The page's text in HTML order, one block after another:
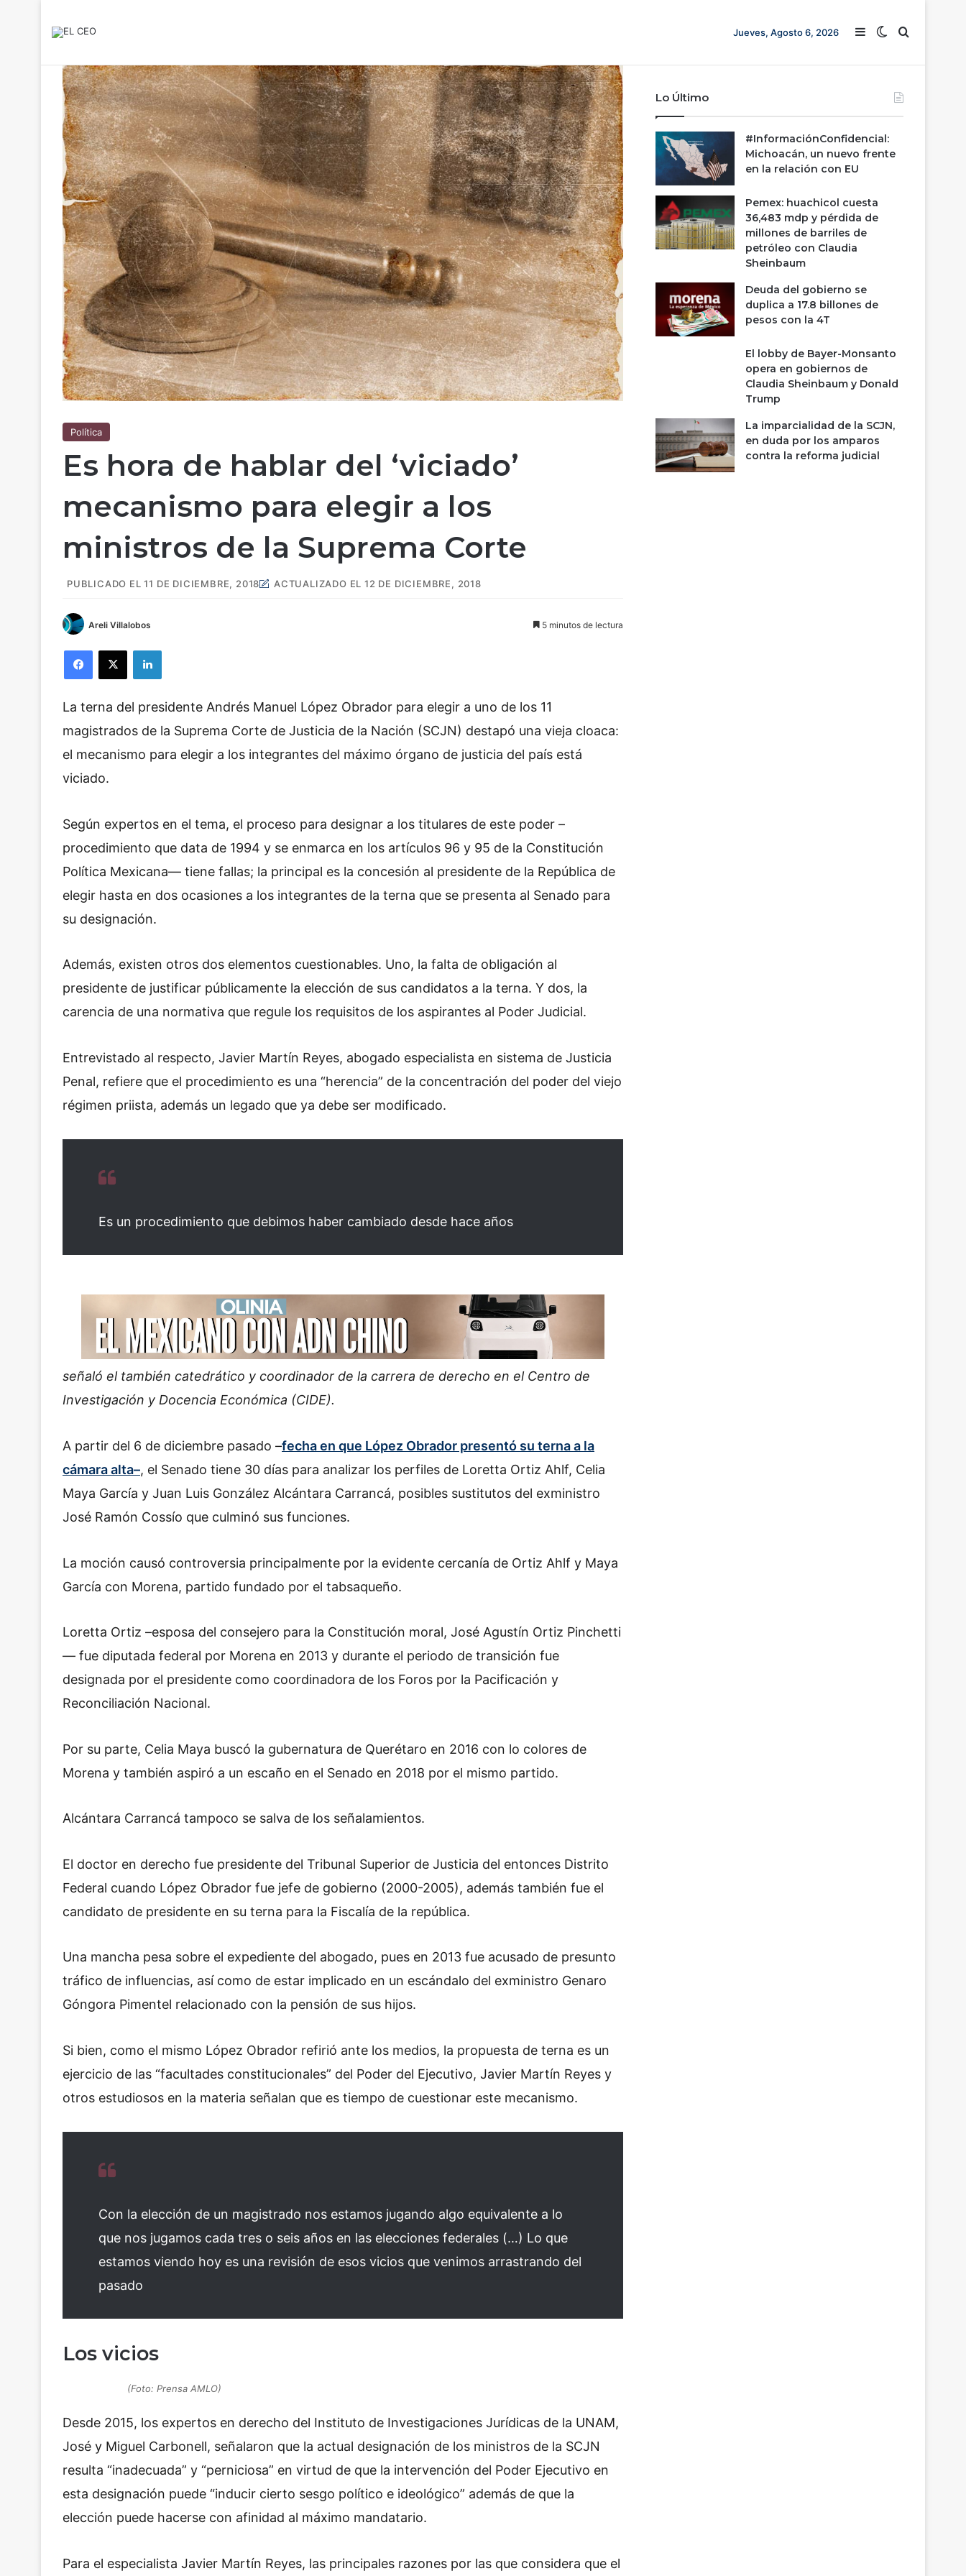
Jueves, Agosto 6, 2026 Barra lateral
Switch skin
Buscar
Política
Es hora de hablar del ‘viciado’
mecanismo para elegir a los
ministros de la Suprema Corte
PUBLICADO EL 11 DE DICIEMBRE, 2018 ACTUALIZADO EL 12 DE DICIEMBRE, 2018
Areli Villalobos 5 minutos de lectura
La terna del presidente Andrés Manuel López Obrador para elegir a uno de los 11
magistrados de la Suprema Corte de Justicia de la Nación (SCJN) destapó una vieja cloaca:
el mecanismo para elegir a los integrantes del máximo órgano de justicia del país está
viciado.
Según expertos en el tema, el proceso para designar a los titulares de este poder –
procedimiento que data de 1994 y se enmarca en los artículos 96 y 95 de la Constitución
Política Mexicana— tiene fallas; la principal es la concesión al presidente de la República de
elegir hasta en dos ocasiones a los integrantes de la terna que se presenta al Senado para
su designación.
Además, existen otros dos elementos cuestionables. Uno, la falta de obligación al
presidente de justificar públicamente la elección de sus candidatos a la terna. Y dos, la
carencia de una normativa que regule los requisitos de los aspirantes al Poder Judicial.
Entrevistado al respecto, Javier Martín Reyes, abogado especialista en sistema de Justicia
Penal, refiere que el procedimiento es una “herencia” de la concentración del poder del viejo
régimen priista, además un legado que ya debe ser modificado.
Es un procedimiento que debimos haber cambiado desde hace años
señaló el también catedrático y coordinador de la carrera de derecho en el Centro de
Investigación y Docencia Económica (CIDE).
A partir del 6 de diciembre pasado –fecha en que López Obrador presentó su terna a la
cámara alta–, el Senado tiene 30 días para analizar los perfiles de Loretta Ortiz Ahlf, Celia
Maya García y Juan Luis González Alcántara Carrancá, posibles sustitutos del exministro
José Ramón Cossío que culminó sus funciones.
La moción causó controversia principalmente por la evidente cercanía de Ortiz Ahlf y Maya
García con Morena, partido fundado por el tabsaqueño.
Loretta Ortiz –esposa del consejero para la Constitución moral, José Agustín Ortiz Pinchetti
— fue diputada federal por Morena en 2013 y durante el periodo de transición fue
designada por el presidente como coordinadora de los Foros por la Pacificación y
Reconciliación Nacional.
Por su parte, Celia Maya buscó la gubernatura de Querétaro en 2016 con lo colores de
Morena y también aspiró a un escaño en el Senado en 2018 por el mismo partido.
Alcántara Carrancá tampoco se salva de los señalamientos.
El doctor en derecho fue presidente del Tribunal Superior de Justicia del entonces Distrito
Federal cuando López Obrador fue jefe de gobierno (2000-2005), además también fue el
candidato de presidente en su terna para la Fiscalía de la república.
Una mancha pesa sobre el expediente del abogado, pues en 2013 fue acusado de presunto
tráfico de influencias, así como de estar implicado en un escándalo del exministro Genaro
Góngora Pimentel relacionado con la pensión de sus hijos.
Si bien, como el mismo López Obrador refirió ante los medios, la propuesta de terna es un
ejercicio de las “facultades constitucionales” del Poder del Ejecutivo, Javier Martín Reyes y
otros estudiosos en la materia señalan que es tiempo de cuestionar este mecanismo.
Con la elección de un magistrado nos estamos jugando algo equivalente a lo
que nos jugamos cada tres o seis años en las elecciones federales (…) Lo que
estamos viendo hoy es una revisión de esos vicios que venimos arrastrando del
pasado
Los vicios
(Foto: Prensa AMLO)
Desde 2015, los expertos en derecho del Instituto de Investigaciones Jurídicas de la UNAM,
José y Miguel Carbonell, señalaron que la actual designación de los ministros de la SCJN
resulta “inadecuada” y “perniciosa” en virtud de que la intervención del Poder Ejecutivo en
esta designación puede “inducir cierto sesgo político e ideológico” además de que la
elección puede hacerse con afinidad al máximo mandatario.
Para el especialista Javier Martín Reyes, las principales razones por las que considera que el
Lo Último
#InformaciónConfidencial:
Michoacán, un nuevo frente
en la relación con EU
Pemex: huachicol cuesta
36,483 mdp y pérdida de
millones de barriles de
petróleo con Claudia
Sheinbaum
Deuda del gobierno se
duplica a 17.8 billones de
pesos con la 4T
El lobby de Bayer-Monsanto
opera en gobiernos de
Claudia Sheinbaum y Donald
Trump
La imparcialidad de la SCJN,
en duda por los amparos
contra la reforma judicial